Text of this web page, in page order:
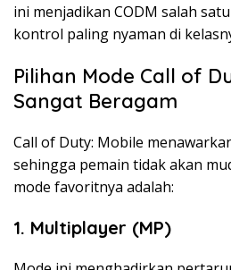
ini menjadikan CODM salah
kontrol paling nyaman di
Pilihan Mode Call of
Sangat Beragam
Call of Duty: Mobile
sehingga pemain tidak akan
mode favoritnya adalah:
1. Multiplayer (MP)